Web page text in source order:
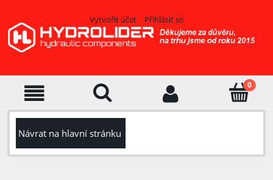
Vytvořit účet Přihlásit se
Návrat na hlavní stránku